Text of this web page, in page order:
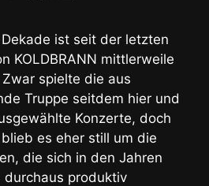
ist seit der letzten
KOLDBRANN mittlerweile
spielte die aus
Truppe seitdem hier und
Konzerte, doch
es eher still um die
die sich in den Jahren
durchaus produktiv